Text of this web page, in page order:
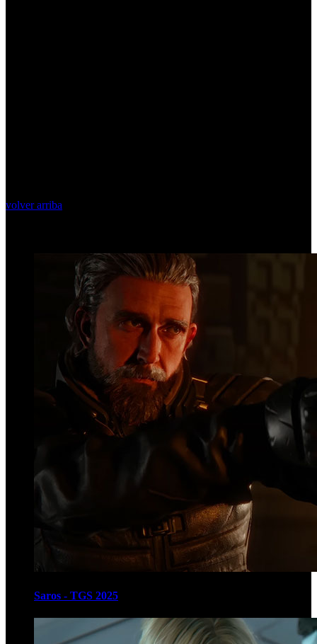
volver arriba
Saros - TGS 2025